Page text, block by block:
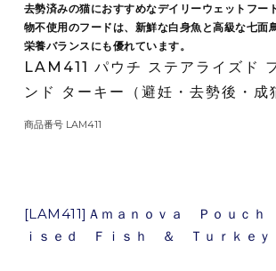
去勢済みの猫におすすめなデイリーウェットフー
物不使用のフードは、新鮮な白身魚と高級な七面
栄養バランスにも優れています。
LAM411 パウチ ステアライズド
ンド ターキー（避妊・去勢後・成
商品番号 LAM411
[LAM411]Ａｍａｎｏｖａ Ｐｏｕｃｈ
ｉｓｅｄ Ｆｉｓｈ ＆ Ｔｕｒｋｅｙ